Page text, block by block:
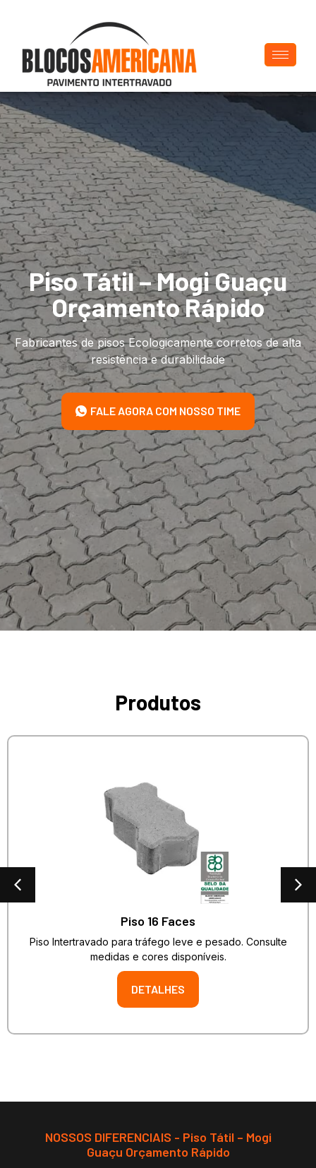
Piso Tátil – Mogi Guaçu
Orçamento Rápido
Fabricantes de pisos Ecologicamente corretos de alta
resistência e durabilidade
FALE AGORA COM NOSSO TIME
Produtos
Piso 16 Faces
Piso Intertravado para tráfego leve e pesado. Consulte
medidas e cores disponíveis.
DETALHES
NOSSOS DIFERENCIAIS - Piso Tátil – Mogi
Guaçu Orçamento Rápido